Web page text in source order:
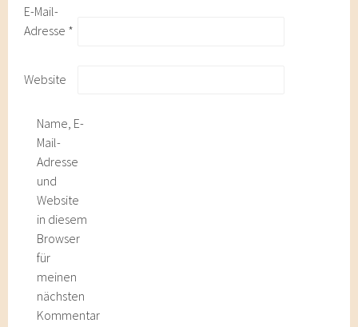
E-Mail-
Adresse *
Website
Name, E-
Mail-
Adresse
und
Website
in diesem
Browser
für
meinen
nächsten
Kommentar